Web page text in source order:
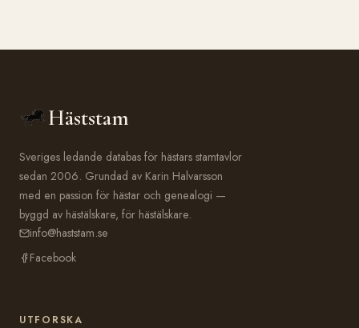
Häststam
Sveriges ledande databas för hästars stamtavlor
sedan 2006. Grundad av Karin Halvarsson
med en passion för hästar och genealogi —
byggd av hästälskare, för hästälskare.
info@haststam.se
Facebook
UTFORSKA